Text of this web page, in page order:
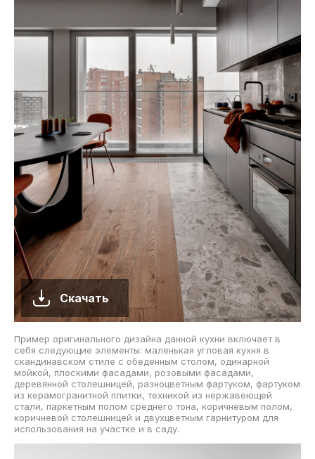
Скачать
Пример оригинального дизайна данной кухни включает в
себя следующие элементы: маленькая угловая кухня в
скандинавском стиле с обеденным столом, одинарной
мойкой, плоскими фасадами, розовыми фасадами,
деревянной столешницей, разноцветным фартуком, фартуком
из керамогранитной плитки, техникой из нержавеющей
стали, паркетным полом среднего тона, коричневым полом,
коричневой столешницей и двухцветным гарнитуром для
использования на участке и в саду.